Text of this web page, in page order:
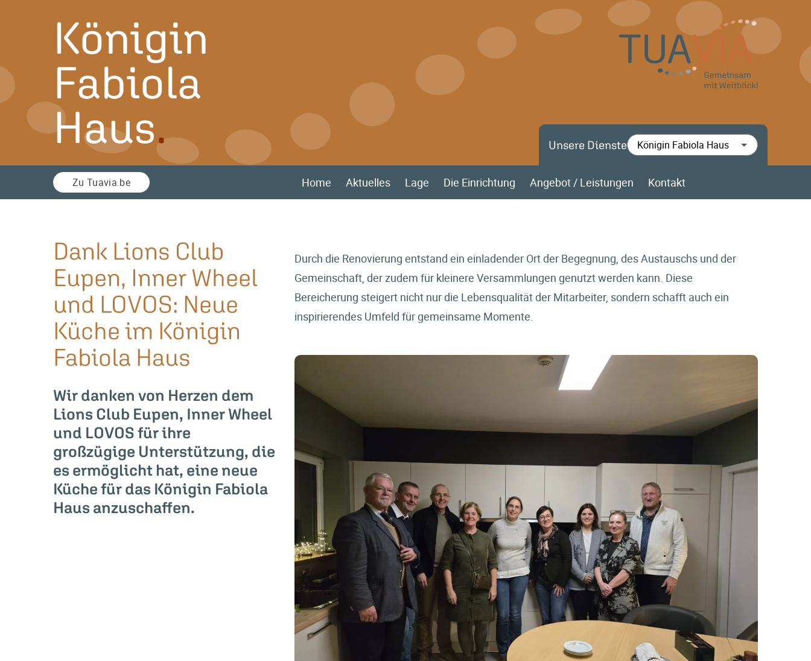
Königin
Fabiola
Haus
Unsere Dienste
Home Aktuelles Lage Die Einrichtung Angebot / Leistungen Kontakt
Zu Tuavia.be
Dank Lions Club
Eupen, Inner Wheel
und LOVOS: Neue
Küche im Königin
Fabiola Haus
Wir danken von Herzen dem
Lions Club Eupen, Inner Wheel
und LOVOS für ihre
großzügige Unterstützung, die
es ermöglicht hat, eine neue
Küche für das Königin Fabiola
Haus anzuschaffen.
Durch die Renovierung entstand ein einladender Ort der Begegnung, des Austauschs und der
Gemeinschaft, der zudem für kleinere Versammlungen genutzt werden kann. Diese
Bereicherung steigert nicht nur die Lebensqualität der Mitarbeiter, sondern schafft auch ein
inspirierendes Umfeld für gemeinsame Momente.